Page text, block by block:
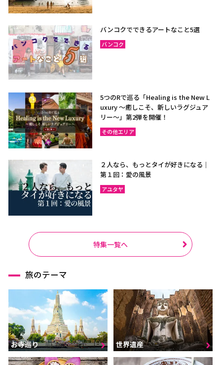
バンコクでできるアートなこと5選
バンコク
5つのRで巡る「Healing is the New L
uxury ～癒しこそ、新しいラグジュア
リー〜」第2弾を開催！
その他エリア
２人なら、もっとタイが好きになる｜
第１回：愛の風景
アユタヤ
特集一覧へ
旅のテーマ
お寺巡り 世界遺産